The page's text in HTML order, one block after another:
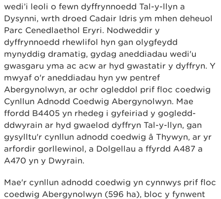
wedi’i leoli o fewn dyffrynnoedd Tal-y-llyn a
Dysynni, wrth droed Cadair Idris ym mhen deheuol
Parc Cenedlaethol Eryri. Nodweddir y
dyffrynnoedd rhewlifol hyn gan olygfeydd
mynyddig dramatig, gydag aneddiadau wedi'u
gwasgaru yma ac acw ar hyd gwastatir y dyffryn. Y
mwyaf o'r aneddiadau hyn yw pentref
Abergynolwyn, ar ochr ogleddol prif floc coedwig
Cynllun Adnodd Coedwig Abergynolwyn. Mae
ffordd B4405 yn rhedeg i gyfeiriad y gogledd-
ddwyrain ar hyd gwaelod dyffryn Tal-y-llyn, gan
gysylltu'r cynllun adnodd coedwig â Thywyn, ar yr
arfordir gorllewinol, a Dolgellau a ffyrdd A487 a
A470 yn y Dwyrain.
Mae'r cynllun adnodd coedwig yn cynnwys prif floc
coedwig Abergynolwyn (596 ha), bloc y fynwent